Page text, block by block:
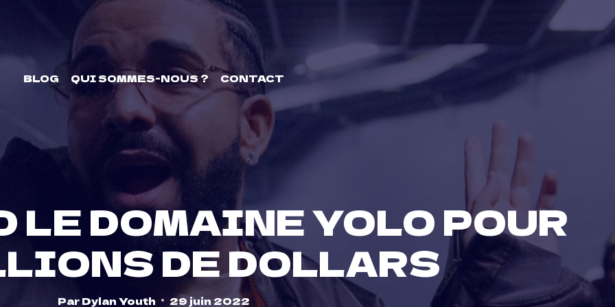
BLOG QUI SOMMES-NOUS ? CONTACT
LE DOMAINE YOLO POUR
DE DOLLARS
ParDylan Youth 29 juin 2022